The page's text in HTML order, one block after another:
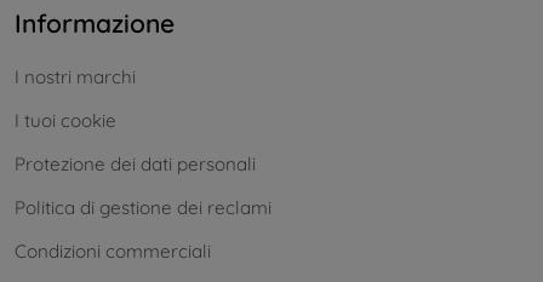
Informazione
I nostri marchi
I tuoi cookie
Protezione dei dati personali
Politica di gestione dei reclami
Condizioni commerciali